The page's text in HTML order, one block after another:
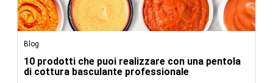
Blog
10 prodotti che puoi realizzare con una pentola
di cottura basculante professionale